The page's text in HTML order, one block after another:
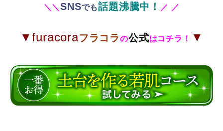
＼ ＼SNSでも話題沸騰中！ ／ ／
▼furacoraフラコラの公式はコチラ！ ▼